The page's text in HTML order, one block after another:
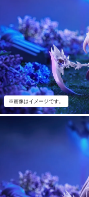
※画像はイメージです。